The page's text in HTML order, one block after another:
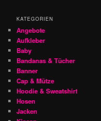
KATEGORIEN
Angebote
Aufkleber
Baby
Bandanas & Tücher
Banner
Cap & Mütze
Hoodie & Sweatshirt
Hosen
Jacken